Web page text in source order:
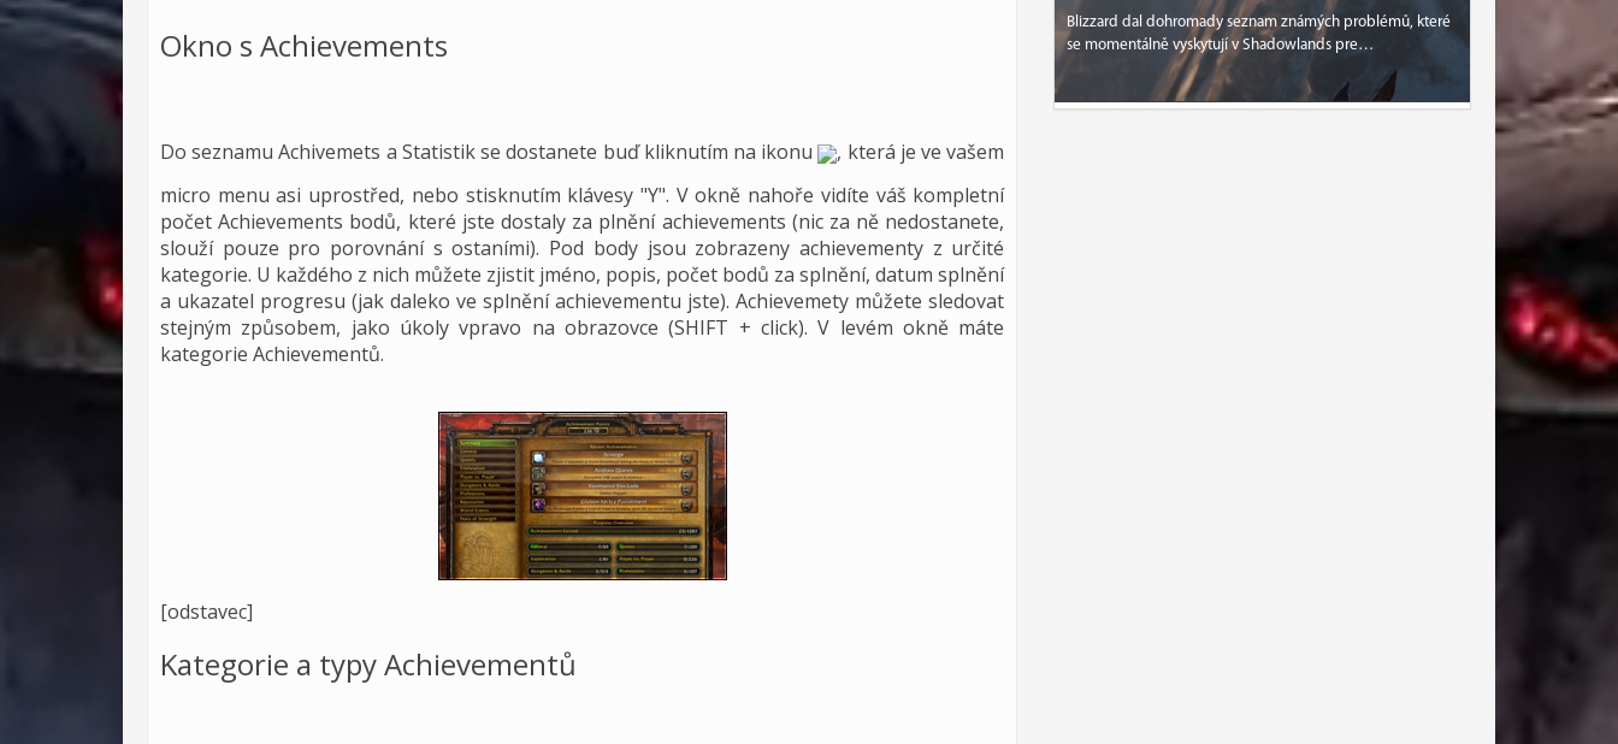
Okno s Achievements
Do seznamu Achivemets a Statistik se dostanete buď kliknutím na ikonu
, která je ve vašem
micro menu asi uprostřed, nebo stisknutím klávesy "Y". V okně nahoře vidíte váš kompletní
počet Achievements bodů, které jste dostaly za plnění achievements (nic za ně nedostanete,
slouží pouze pro porovnání s ostaními). Pod body jsou zobrazeny achievementy z určité
kategorie. U každého z nich můžete zjistit jméno, popis, počet bodů za splnění, datum splnění
a ukazatel progresu (jak daleko ve splnění achievementu jste). Achievemety můžete sledovat
stejným způsobem, jako úkoly vpravo na obrazovce (SHIFT + click). V levém okně máte
kategorie Achievementů.
[odstavec]
Kategorie a typy Achievementů
Blizzard dal dohromady seznam známých problémů, které
se momentálně vyskytují v Shadowlands pre…